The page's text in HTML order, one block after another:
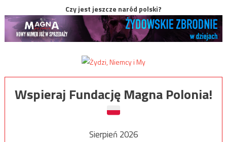
Czy jest jeszcze naród polski?
Wspieraj Fundację Magna Polonia!
Sierpień 2026